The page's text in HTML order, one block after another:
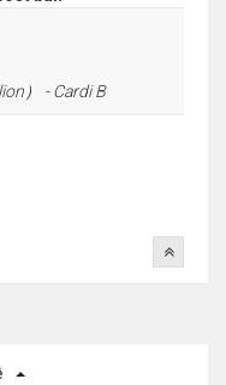
） - Cardi B